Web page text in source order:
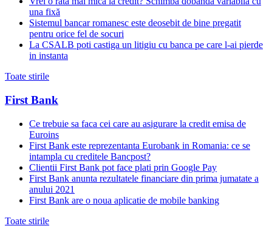
una fixă
Sistemul bancar romanesc este deosebit de bine pregatit
pentru orice fel de socuri
La CSALB poti castiga un litigiu cu banca pe care l-ai pierde
in instanta
Toate stirile
First Bank
Ce trebuie sa faca cei care au asigurare la credit emisa de
Euroins
First Bank este reprezentanta Eurobank in Romania: ce se
intampla cu creditele Bancpost?
Clientii First Bank pot face plati prin Google Pay
First Bank anunta rezultatele financiare din prima jumatate a
anului 2021
First Bank are o noua aplicatie de mobile banking
Toate stirile